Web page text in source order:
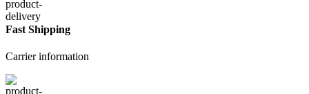
Fast Shipping
Carrier information